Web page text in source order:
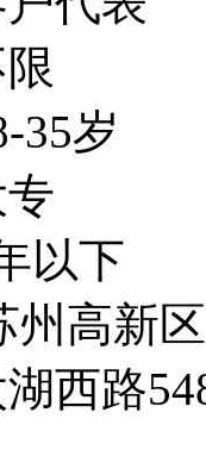
35岁
以下
州高新
西路